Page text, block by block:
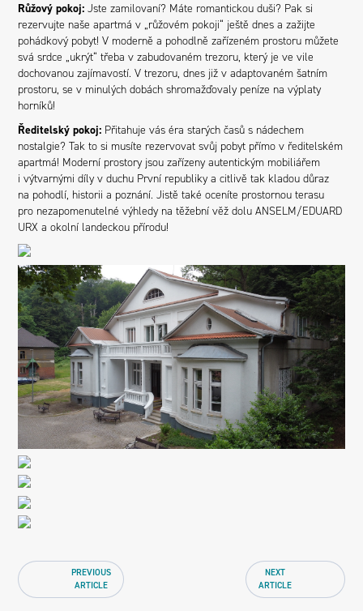
Růžový pokoj: Jste zamilovaní? Máte romantickou duši? Pak si
rezervujte naše apartmá v „růžovém pokoji“ ještě dnes a zažijte
pohádkový pobyt! V moderně a pohodlně zařízeném prostoru můžete
svá srdce „ukrýt“ třeba v zabudovaném trezoru, který je ve vile
dochovanou zajímavostí. V trezoru, dnes již v adaptovaném šatním
prostoru, se v minulých dobách shromažďovaly peníze na výplaty
horníků!
Ředitelský pokoj: Přitahuje vás éra starých časů s nádechem
nostalgie? Tak to si musíte rezervovat svůj pobyt přímo v ředitelském
apartmá! Moderní prostory jsou zařízeny autentickým mobiliářem
i výtvarnými díly v duchu První republiky a citlivě tak kladou důraz
na pohodlí, historii a poznání. Jistě také oceníte prostornou terasu
pro nezapomenutelné výhledy na těžební věž dolu ANSELM/EDUARD
URX a okolní landeckou přírodu!
NEXT
ARTICLE
PREVIOUS
ARTICLE